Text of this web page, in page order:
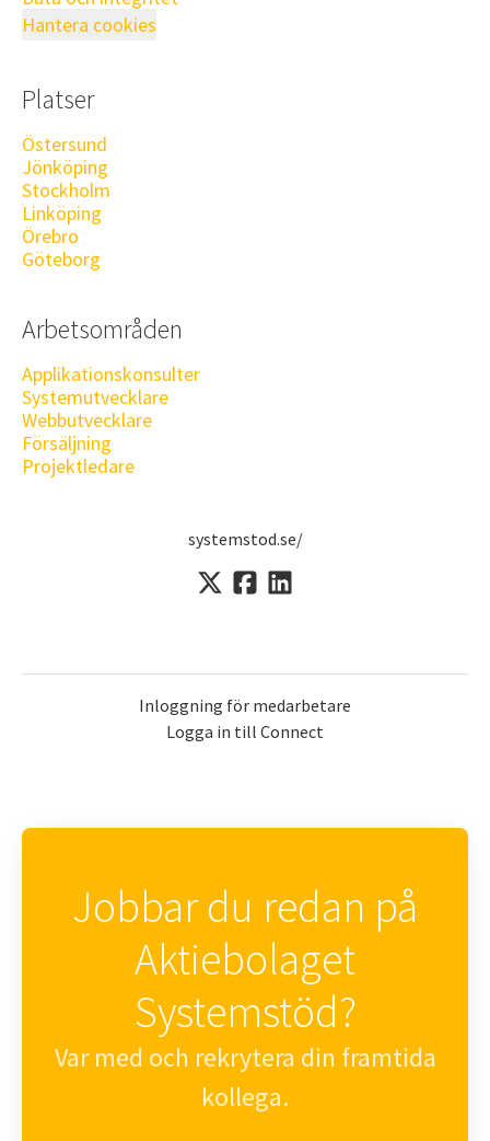
Hantera cookies
Platser
Östersund
Jönköping
Stockholm
Linköping
Örebro
Göteborg
Arbetsområden
Applikationskonsulter
Systemutvecklare
Webbutvecklare
Försäljning
Projektledare
systemstod.se/
Inloggning för medarbetare
Logga in till Connect
Jobbar du redan på
Aktiebolaget
Systemstöd?
Var med och rekrytera din framtida
kollega.